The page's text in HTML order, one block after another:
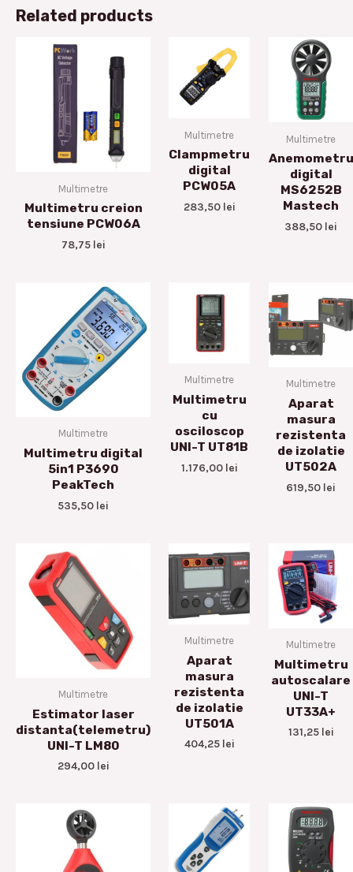
Related products
Multimetre
Multimetru creion
tensiune PCW06A
78,75 lei
Multimetre
Clampmetru
digital
PCW05A
283,50 lei
Multimetre
Anemometru
digital
MS6252B
Mastech
388,50 lei
Multimetre
Multimetru digital
5in1 P3690
PeakTech
535,50 lei
Multimetre
Multimetru
cu
osciloscop
UNI-T UT81B
1.176,00 lei
Multimetre
Aparat
masura
rezistenta
de izolatie
UT502A
619,50 lei
Multimetre
Estimator laser
distanta(telemetru)
UNI-T LM80
294,00 lei
Multimetre
Aparat
masura
rezistenta
de izolatie
UT501A
404,25 lei
Multimetre
Multimetru
autoscalare
UNI-T
UT33A+
131,25 lei